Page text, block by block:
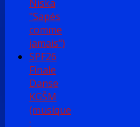
Niska
"Sapés
comme
jamais")
SPF26
Finale
Danse
KGŠM
(musique
: